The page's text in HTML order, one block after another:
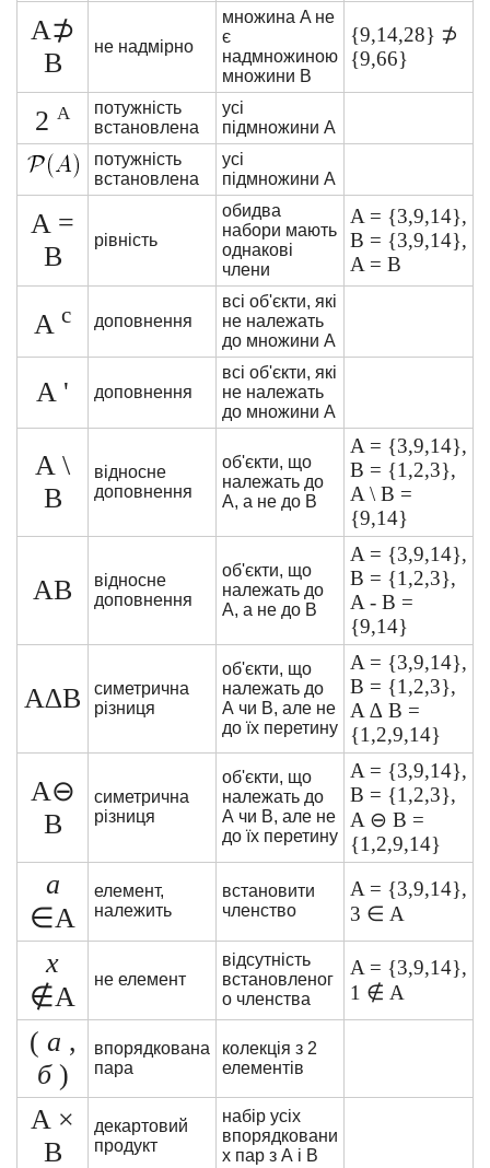
A⊅
B
не надмірно
множина A не
є
надмножиною
множини B
{9,14,28} ⊅
{9,66}
2 А
потужність
встановлена
усі
підмножини A
потужність
встановлена
усі
підмножини A
A =
B
рівність
обидва
набори мають
однакові
члени
A = {3,9,14},
B = {3,9,14},
A = B
A c доповнення
всі об'єкти, які
не належать
до множини A
A ' доповнення
всі об'єкти, які
не належать
до множини A
A \
B
відносне
доповнення
об'єкти, що
належать до
А, а не до В
A = {3,9,14},
B = {1,2,3},
A \ B =
{9,14}
AB
відносне
доповнення
об'єкти, що
належать до
А, а не до В
A = {3,9,14},
B = {1,2,3},
A - B =
{9,14}
A∆B
симетрична
різниця
об'єкти, що
належать до
А чи В, але не
до їх перетину
A = {3,9,14},
B = {1,2,3},
A ∆ B =
{1,2,9,14}
A⊖
B
симетрична
різниця
об'єкти, що
належать до
А чи В, але не
до їх перетину
A = {3,9,14},
B = {1,2,3},
A ⊖ B =
{1,2,9,14}
a
∈A
елемент,
належить
встановити
членство
A = {3,9,14},
3 ∈ A
x
∉A
не елемент
відсутність
встановленог
о членства
A = {3,9,14},
1 ∉ A
( а ,
б)
впорядкована
пара
колекція з 2
елементів
A ×
B
декартовий
продукт
набір усіх
впорядковани
х пар з А і В